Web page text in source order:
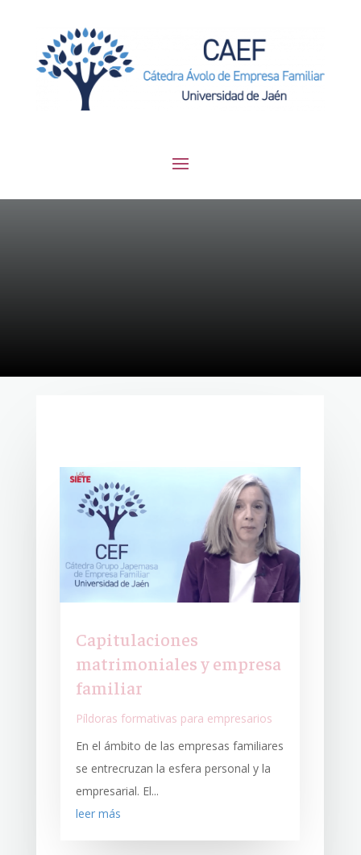
Capitulaciones
matrimoniales y empresa
familiar
Píldoras formativas para empresarios
En el ámbito de las empresas familiares
se entrecruzan la esfera personal y la
empresarial. El...
leer más